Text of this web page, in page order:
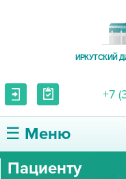
ИРКУТСКИЙ
+7
☰ Меню
О ЦЕНТРЕ
Пациенту